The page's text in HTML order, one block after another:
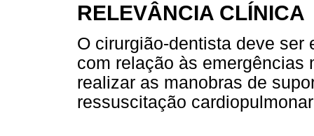
RELEVÂNCIA CLÍNICA
O cirurgião-dentista deve ser
com relação às emergências
realizar as manobras de
ressuscitação